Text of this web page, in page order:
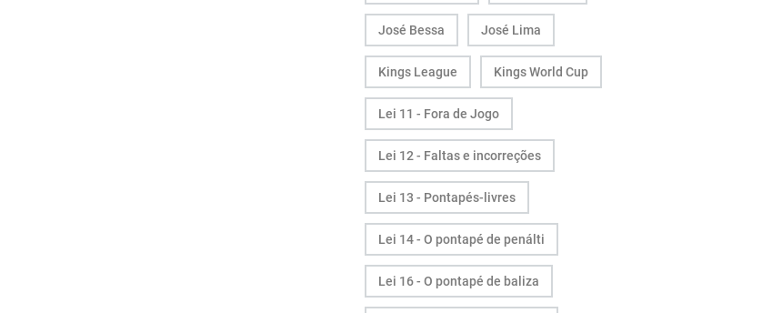
José Bessa José Lima
Kings League Kings World Cup
Lei 11 - Fora de Jogo
Lei 12 - Faltas e incorreções
Lei 13 - Pontapés-livres
Lei 14 - O pontapé de penálti
Lei 16 - O pontapé de baliza